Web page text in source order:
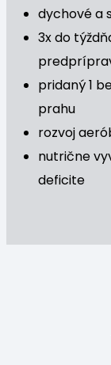
dychové a
3x do
pridaný 1
prahu
rozvoj
nutrične
deficite